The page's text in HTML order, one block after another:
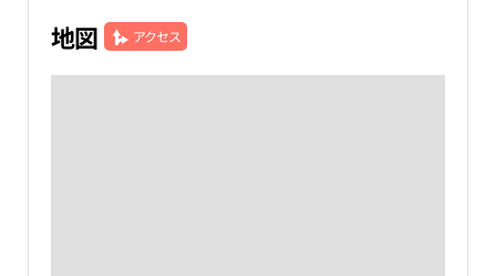
地図 アクセス